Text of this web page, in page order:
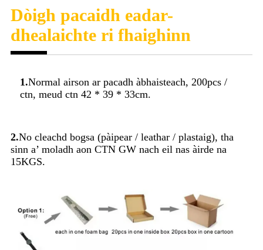
Dòigh pacaidh eadar-
dhealaichte ri fhaighinn
1.Normal airson ar pacadh àbhaisteach, 200pcs /
ctn, meud ctn 42 * 39 * 33cm.
2.No cleachd bogsa (pàipear / leathar / plastaig), tha
sinn a’ moladh aon CTN GW nach eil nas àirde na
15KGS.